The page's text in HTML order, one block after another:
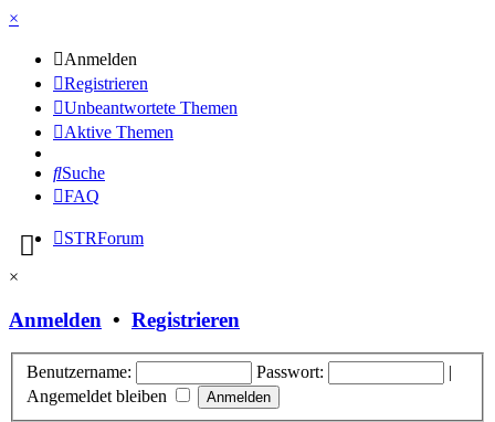
×
Anmelden
Registrieren
Unbeantwortete Themen
Aktive Themen
Suche
FAQ
STRForum
×
Anmelden • Registrieren
Benutzername: Passwort:
|
Angemeldet bleiben